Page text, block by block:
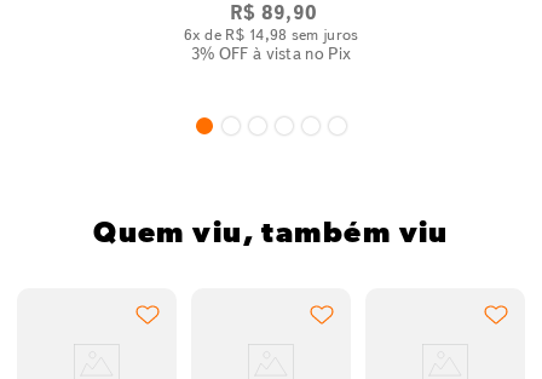
R$ 89,90
6x de R$ 14,98 sem juros
3% OFF à vista no Pix
Quem viu, também viu